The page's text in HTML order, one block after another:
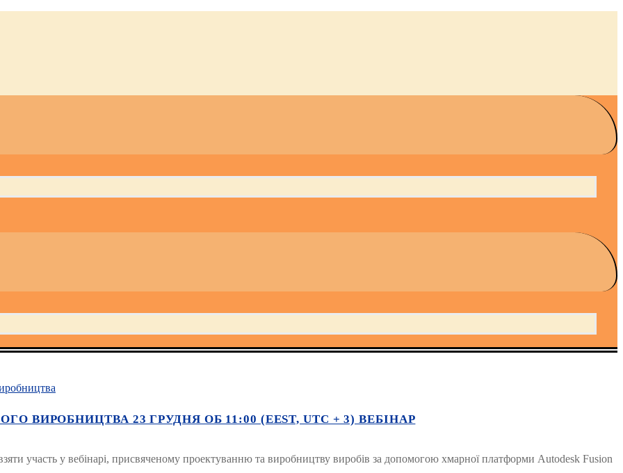
ВИРОБНИЦТВА 23 ГРУДНЯ ОБ 11:00 (EEST, UTC + 3) ВЕБІНАР
участь у вебінарі, присвяченому проектуванню та виробництву виробів за допомогою хмарної платформи Autodesk Fusion